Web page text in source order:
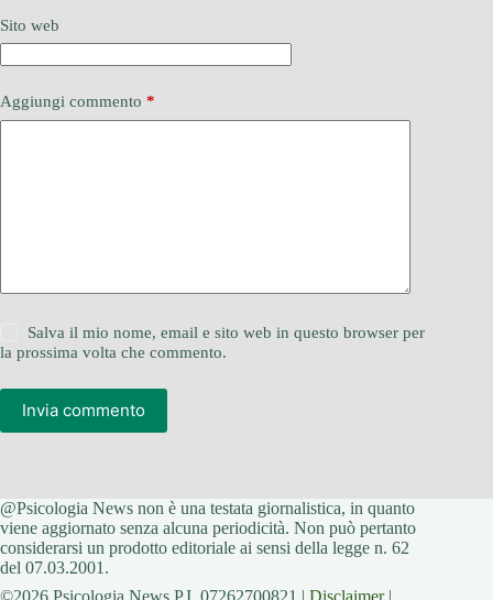
Sito web
Aggiungi commento *
Salva il mio nome, email e sito web in questo browser per
la prossima volta che commento.
Invia commento
@Psicologia News non è una testata giornalistica, in quanto
viene aggiornato senza alcuna periodicità. Non può pertanto
considerarsi un prodotto editoriale ai sensi della legge n. 62
del 07.03.2001.
©2026 Psicologia News P.I. 07262700821 | Disclaimer|